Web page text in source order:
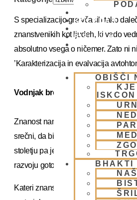
KOLEDAR
PIŠI NAM
BLOG
OBIŠČI
BHAKTI
S specializacijo gre včasih tako
znanstvenikih kot ljudeh, ki vedo
absolutno vsega o ničemer. Zato ni
’Karakterizacija in evalvacija
Vodnjak brez dna
Znanost nam bi naj pomagala
srečni, da bi živeli v materialnem
stoletju pa je opaziti, da se znanost
razvoju gotovo ni neumestno trditi,
Kateri znanstvenik se resno